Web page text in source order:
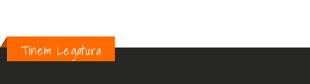
Tinem Legatura